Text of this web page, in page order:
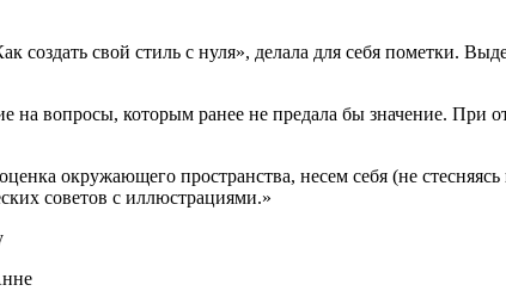
создать свой стиль с нуля», делала для себя пометки.
вопросы, которым ранее не предала бы значение. При
окружающего пространства, несем себя (не
советов с иллюстрациями.»